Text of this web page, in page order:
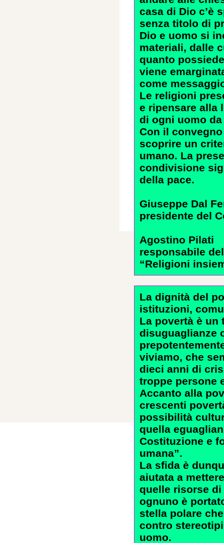
casa di Dio c’è
senza titolo di
Dio e uomo si
materiali, dalle
quanto
viene
come
Le religioni
e ripensare alla
di ogni uomo
Con il
scoprire un
umano. La
condivisione
della pace.
Giuseppe Dal
presidente del
Agostino Pilati
responsabile
“Religioni
La dignità del
istituzioni,
La povertà è un
disuguaglianze
viviamo, che
dieci anni di
troppe persone
Accanto alla
crescenti
possibilità
quella
Costituzione e
umana”.
La sfida è
aiutata a
quelle risorse
ognuno è
stella polare
contro
uomo.